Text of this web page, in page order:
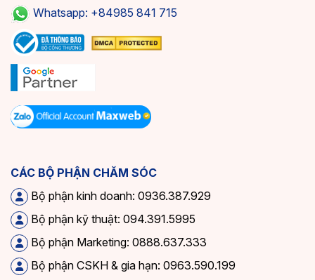
Whatsapp: +84985 841 715
CÁC BỘ PHẬN CHĂM SÓC
Bộ phận kinh doanh: 0936.387.929
Bộ phận kỹ thuật: 094.391.5995
Bộ phận Marketing: 0888.637.333
Bộ phận CSKH & gia hạn: 0963.590.199